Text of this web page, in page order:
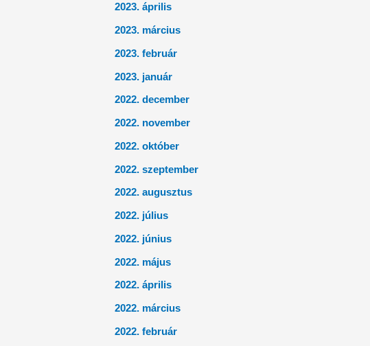
2023. április
2023. március
2023. február
2023. január
2022. december
2022. november
2022. október
2022. szeptember
2022. augusztus
2022. július
2022. június
2022. május
2022. április
2022. március
2022. február